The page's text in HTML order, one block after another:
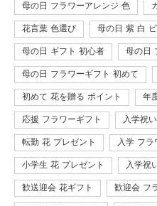
母の日 フラワーアレンジ 色
花言葉 色選び 母の日 紫 白
母の日 ギフト 初心者 母の日
母の日 フラワーギフト 初めて
初めて 花を贈る ポイント 年
応援 フラワーギフト 入学祝
転勤 花 プレゼント 入学 フラ
小学生 花 プレゼント 入学祝
歓送迎会 花ギフト 歓迎会 フ